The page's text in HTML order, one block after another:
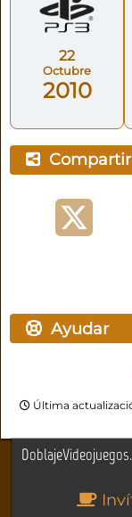
22
Octubre
2010
Compartir
Ayudar
Última